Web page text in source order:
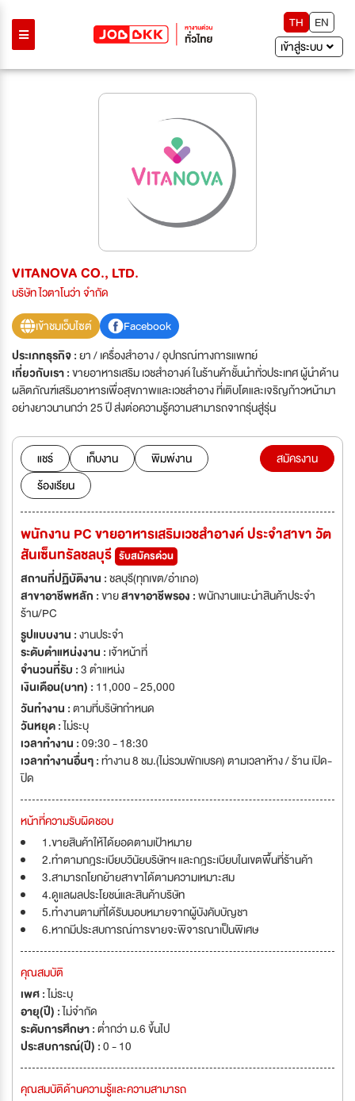
TH
EN
เข้าสู่ระบบ
VITANOVA CO., LTD.
บริษัท ไวตาโนว่า จำกัด
เข้าชมเว็บไซต์
Facebook
ประเภทธุรกิจ :ยา / เครื่องสำอาง / อุปกรณ์ทางการแพทย์
เกี่ยวกับเรา :ขายอาหารเสริม เวชสำอางค์ ในร้านค้าชั้นนำทั่วประเทศ ผู้นำด้าน
ผลิตภัณฑ์เสริมอาหารเพื่อสุขภาพและเวชสำอาง ที่เติบโตและเจริญก้าวหน้ามา
อย่างยาวนานกว่า 25 ปี ส่งต่อความรู้ความสามารถจากรุ่นสู่รุ่น
แชร์ เก็บงาน
พิมพ์งาน
ร้องเรียน
สมัครงาน
พนักงาน PC ขายอาหารเสริมเวชสำอางค์ ประจำสาขา วัต
สันเซ็นทรัลชลบุรี รับสมัครด่วน
สถานที่ปฏิบัติงาน :ชลบุรี(ทุกเขต/อำเภอ)
สาขาอาชีพหลัก :ขายสาขาอาชีพรอง :พนักงานแนะนำสินค้าประจำ
ร้าน/PC
รูปแบบงาน :งานประจำ
ระดับตำแหน่งงาน : เจ้าหน้าที่
จำนวนที่รับ :3 ตำแหน่ง
เงินเดือน(บาท) : 11,000 - 25,000
วันทำงาน :ตามที่บริษัทกำหนด
วันหยุด :ไม่ระบุ
เวลาทำงาน :09:30 - 18:30
เวลาทำงานอื่นๆ :ทำงาน 8 ชม.(ไม่รวมพักเบรค) ตามเวลาห้าง / ร้าน เปิด-
ปิด
หน้าที่ความรับผิดชอบ
1.ขายสินค้าให้ได้ยอดตามเป้าหมาย
2.ทำตามกฎระเบียบวินัยบริษัทฯ และกฎระเบียบในเขตพื้นที่ร้านค้า
3.สามารถโยกย้ายสาขาได้ตามความเหมาะสม
4.ดูแลผลประโยชน์และสินค้าบริษัท
5.ทำงานตามที่ได้รับมอบหมายจากผู้บังคับบัญชา
6.หากมีประสบการณ์การขายจะพิจารณาเป็นพิเศษ
คุณสมบัติ
เพศ :ไม่ระบุ
อายุ(ปี) :ไม่จำกัด
ระดับการศึกษา :ต่ำกว่า ม.6 ขึ้นไป
ประสบการณ์(ปี) :0 - 10
คุณสมบัติด้านความรู้และความสามารถ